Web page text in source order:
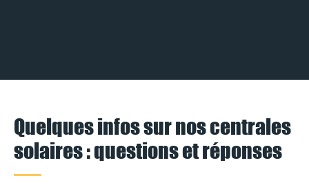
Quelques infos sur nos centrales
solaires : questions et réponses